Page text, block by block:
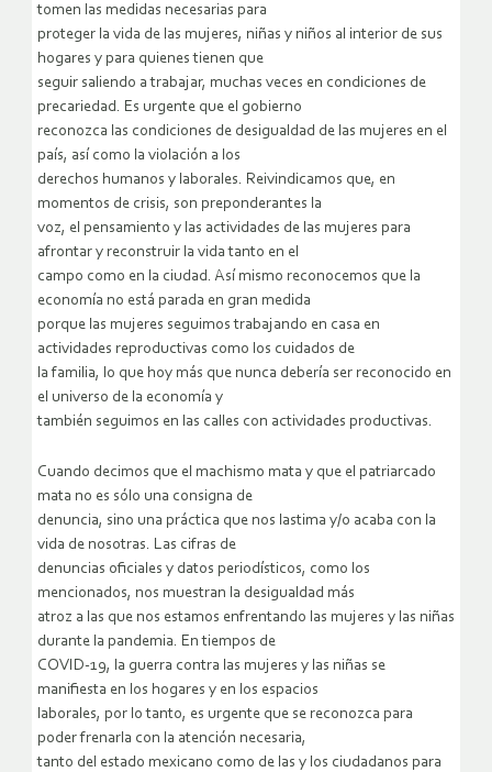
tomen las medidas necesarias para
proteger la vida de las mujeres, niñas y niños al interior de sus
hogares y para quienes tienen que
seguir saliendo a trabajar, muchas veces en condiciones de
precariedad. Es urgente que el gobierno
reconozca las condiciones de desigualdad de las mujeres en el
país, así como la violación a los
derechos humanos y laborales. Reivindicamos que, en
momentos de crisis, son preponderantes la
voz, el pensamiento y las actividades de las mujeres para
afrontar y reconstruir la vida tanto en el
campo como en la ciudad. Así mismo reconocemos que la
economía no está parada en gran medida
porque las mujeres seguimos trabajando en casa en
actividades reproductivas como los cuidados de
la familia, lo que hoy más que nunca debería ser reconocido en
el universo de la economía y
también seguimos en las calles con actividades productivas.
Cuando decimos que el machismo mata y que el patriarcado
mata no es sólo una consigna de
denuncia, sino una práctica que nos lastima y/o acaba con la
vida de nosotras. Las cifras de
denuncias oficiales y datos periodísticos, como los
mencionados, nos muestran la desigualdad más
atroz a las que nos estamos enfrentando las mujeres y las niñas
durante la pandemia. En tiempos de
COVID-19, la guerra contra las mujeres y las niñas se
manifiesta en los hogares y en los espacios
laborales, por lo tanto, es urgente que se reconozca para
poder frenarla con la atención necesaria,
tanto del estado mexicano como de las y los ciudadanos para